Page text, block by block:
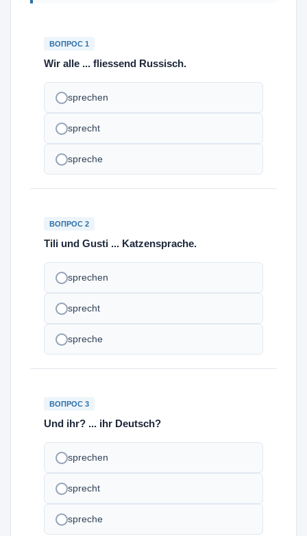
ВОПРОС 1
Wir alle ... fliessend Russisch.
sprechen
sprecht
spreche
ВОПРОС 2
Tili und Gusti ... Katzensprache.
sprechen
sprecht
spreche
ВОПРОС 3
Und ihr? ... ihr Deutsch?
sprechen
sprecht
spreche